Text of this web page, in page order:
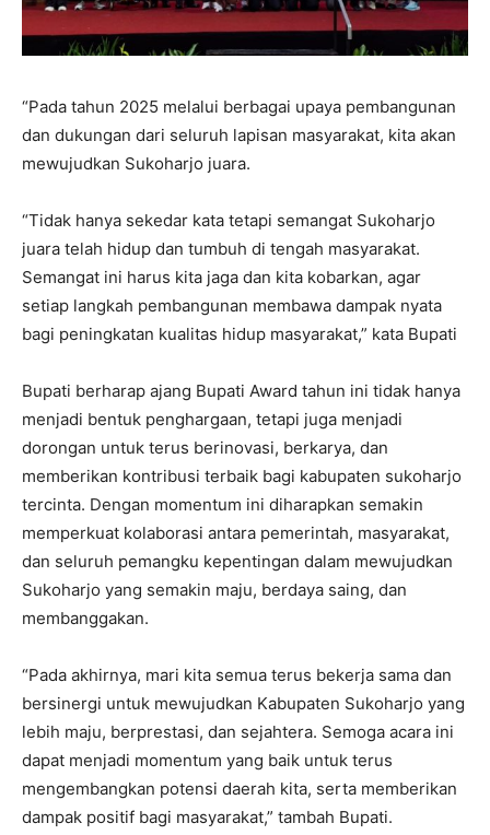
“Pada tahun 2025 melalui berbagai upaya pembangunan
dan dukungan dari seluruh lapisan masyarakat, kita akan
mewujudkan Sukoharjo juara.
“Tidak hanya sekedar kata tetapi semangat Sukoharjo
juara telah hidup dan tumbuh di tengah masyarakat.
Semangat ini harus kita jaga dan kita kobarkan, agar
setiap langkah pembangunan membawa dampak nyata
bagi peningkatan kualitas hidup masyarakat,” kata Bupati
Bupati berharap ajang Bupati Award tahun ini tidak hanya
menjadi bentuk penghargaan, tetapi juga menjadi
dorongan untuk terus berinovasi, berkarya, dan
memberikan kontribusi terbaik bagi kabupaten sukoharjo
tercinta. Dengan momentum ini diharapkan semakin
memperkuat kolaborasi antara pemerintah, masyarakat,
dan seluruh pemangku kepentingan dalam mewujudkan
Sukoharjo yang semakin maju, berdaya saing, dan
membanggakan.
“Pada akhirnya, mari kita semua terus bekerja sama dan
bersinergi untuk mewujudkan Kabupaten Sukoharjo yang
lebih maju, berprestasi, dan sejahtera. Semoga acara ini
dapat menjadi momentum yang baik untuk terus
mengembangkan potensi daerah kita, serta memberikan
dampak positif bagi masyarakat,” tambah Bupati.